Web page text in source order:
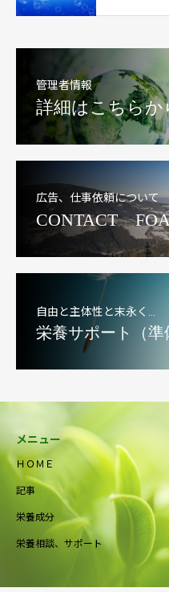
管理者情報
詳細はこちらか
広告、仕事依頼について
CONTACT
自由と主体性と末永く…
栄養サポート（準
メニュー
ＨＯＭＥ
記事
栄養成分
栄養相談、サポート